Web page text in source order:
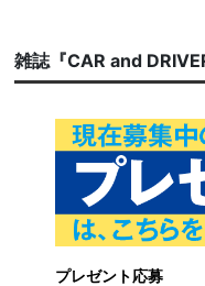
雑誌『CAR and
プレゼント応募